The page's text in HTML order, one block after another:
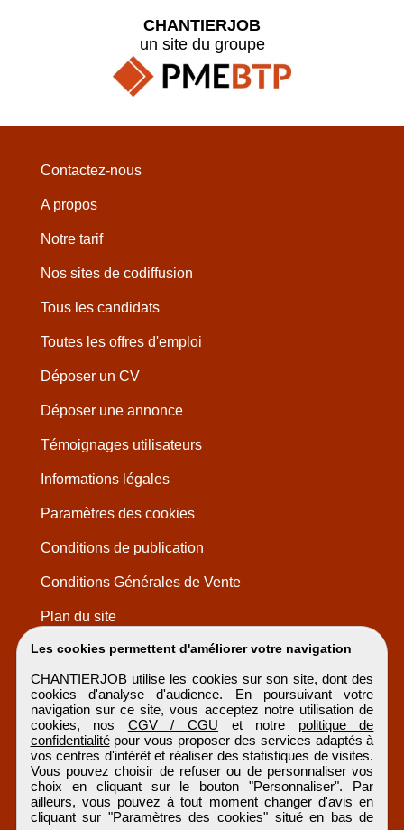
Les cookies permettent d'améliorer votre navigation
CHANTIERJOB utilise les cookies sur son site, dont des
cookies d'analyse d'audience. En poursuivant votre
navigation sur ce site, vous acceptez notre utilisation de
cookies, nos CGV / CGU et notre politique de
confidentialitépour vous proposer des services adaptés à
vos centres d'intérêt et réaliser des statistiques de visites.
Vous pouvez choisir de refuser ou de personnaliser vos
choix en cliquant sur le bouton "Personnaliser". Par
ailleurs, vous pouvez à tout moment changer d'avis en
cliquant sur "Paramètres des cookies" situé en bas de
CHANTIERJOB
un site du groupe
Contactez-nous
A propos
Notre tarif
Nos sites de codiffusion
Tous les candidats
Toutes les offres d'emploi
Déposer un CV
Déposer une annonce
Témoignages utilisateurs
Informations légales
Paramètres des cookies
Conditions de publication
Conditions Générales de Vente
Plan du site